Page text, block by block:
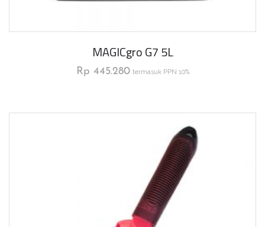
MAGICgro G7 5L
Rp 445.280 termasuk PPN 10%